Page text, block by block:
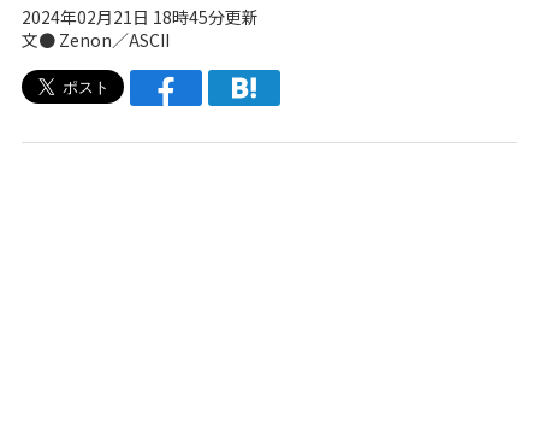
2024年02月21日 18時45分更新
文● Zenon／ASCII